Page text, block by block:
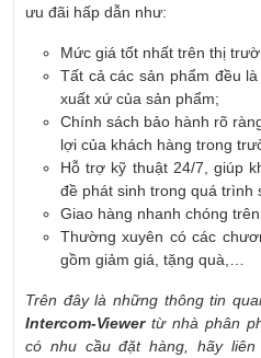
ưu đãi hấp dẫn như:
Mức giá tốt nhất trên thị
Tất cả các sản phẩm đều
xuất xứ của sản phẩm;
Chính sách bảo hành rõ
lợi của khách hàng trong
Hỗ trợ kỹ thuật 24/7, giúp
đề phát sinh trong quá trình
Giao hàng nhanh chóng
Thường xuyên có các
gồm giảm giá, tặng quà,…
Trên đây là những thông tin
Intercom-Viewertừ nhà phân
có nhu cầu đặt hàng, hãy